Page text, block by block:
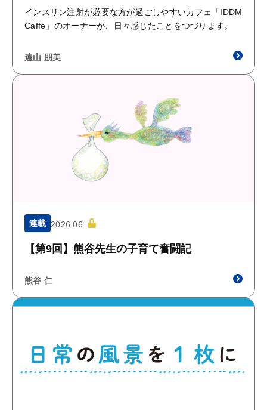
インスリン注射が必要な方が過ごしやすいカフェ「IDDM
Caffe」のオーナーが、日々感じたことをつづります。
遠山 朋美
連載 2026.06
【第9回】熊谷先生の子育て奮闘記
熊谷 仁